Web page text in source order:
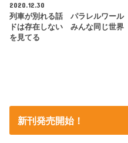
2020.12.30
列車が別れる話 パラレルワール
ドは存在しない みんな同じ世界
を見てる
新刊発売開始！